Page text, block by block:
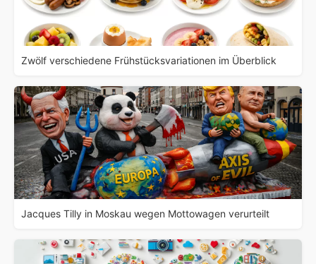
Zwölf verschiedene Frühstücksvariationen im Überblick
Jacques Tilly in Moskau wegen Mottowagen verurteilt